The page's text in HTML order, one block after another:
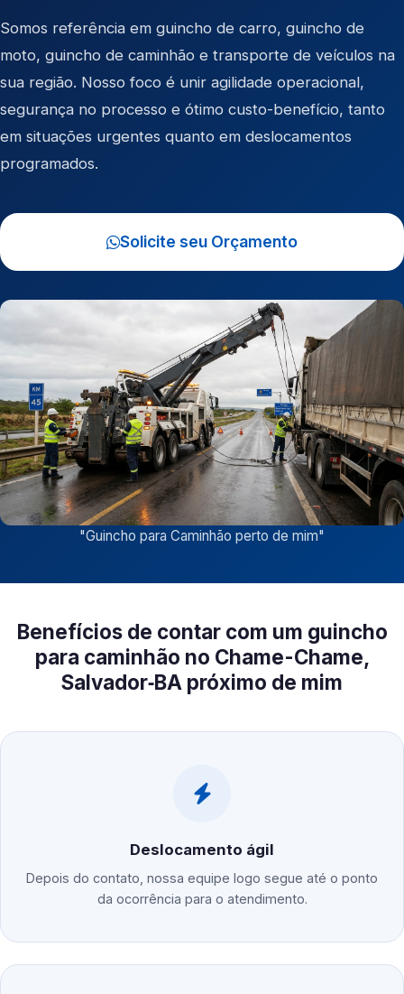
Somos referência em guincho de carro, guincho de
moto, guincho de caminhão e transporte de veículos na
sua região. Nosso foco é unir agilidade operacional,
segurança no processo e ótimo custo-benefício, tanto
em situações urgentes quanto em deslocamentos
programados.
Solicite seu Orçamento
"Guincho para Caminhão perto de mim"
Benefícios de contar com um guincho
para caminhão no Chame-Chame,
Salvador‑BA próximo de mim
Deslocamento ágil
Depois do contato, nossa equipe logo segue até o ponto
da ocorrência para o atendimento.